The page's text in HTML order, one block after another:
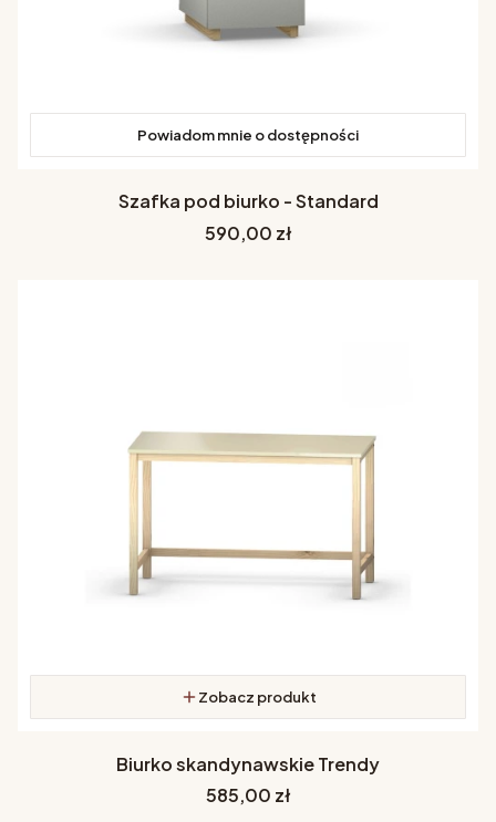
Powiadom mnie o dostępności
Szafka pod biurko - Standard
Cena
590,00 zł
Zobacz produkt
Biurko skandynawskie Trendy
Cena
585,00 zł